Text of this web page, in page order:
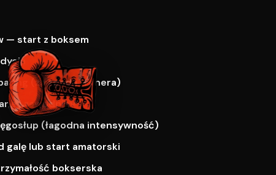
— start z boksem
(za zgodą trenera)
i zawodnicy
(łagodna intensywność)
galę lub start amatorski
bokserska